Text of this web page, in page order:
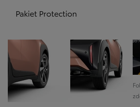
Pakiet Protection